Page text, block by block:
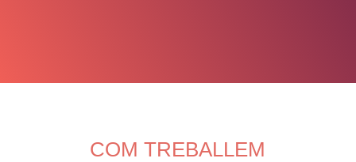
COM TREBALLEM